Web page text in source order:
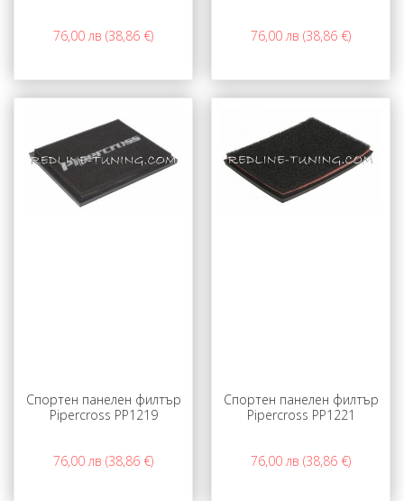
76,00 лв (38,86 €) 76,00 лв (38,86 €)
Спортен панелен филтър
Pipercross PP1219
76,00 лв (38,86 €)
Спортен панелен филтър
Pipercross PP1221
76,00 лв (38,86 €)